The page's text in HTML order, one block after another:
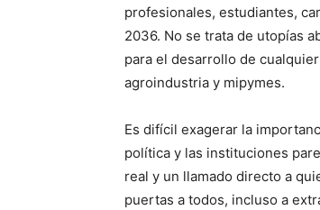
profesionales, estudiantes,
2036. No se trata de utopías
para el desarrollo de
agroindustria y mipymes.
Es difícil exagerar la
política y las instituciones
real y un llamado directo a
puertas a todos, incluso a